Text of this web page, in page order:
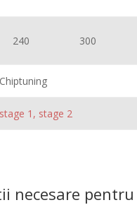
240 300
Chiptuning
stage 1, stage 2
necesare